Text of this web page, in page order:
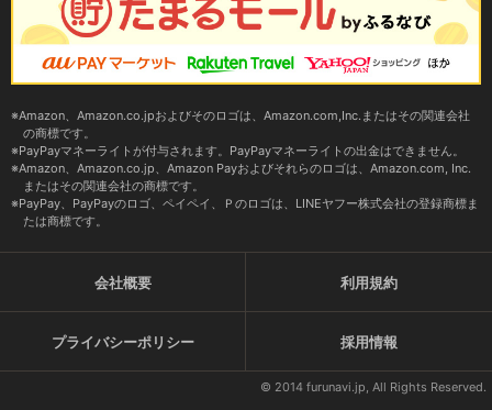
Amazon、Amazon.co.jpおよびそのロゴは、Amazon.com,Inc.またはその関連会社
の商標です。
PayPayマネーライトが付与されます。PayPayマネーライトの出金はできません。
Amazon、Amazon.co.jp、Amazon Payおよびそれらのロゴは、Amazon.com, Inc.
またはその関連会社の商標です。
PayPay、PayPayのロゴ、ペイペイ、Ｐのロゴは、LINEヤフー株式会社の登録商標ま
たは商標です。
会社概要 利用規約
プライバシーポリシー 採用情報
© 2014 furunavi.jp, All Rights Reserved.